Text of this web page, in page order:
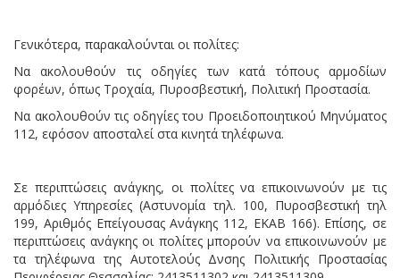
Γενικότερα, παρακαλούνται οι πολίτες:
Να ακολουθούν τις οδηγίες των κατά τόπους αρμοδίων
φορέων, όπως Τροχαία, Πυροσβεστική, Πολιτική Προστασία.
Να ακολουθούν τις οδηγίες του Προειδοποιητικού Μηνύματος
112, εφόσον αποσταλεί στα κινητά τηλέφωνα.
Σε περιπτώσεις ανάγκης, οι πολίτες να επικοινωνούν με τις
αρμόδιες Υπηρεσίες (Αστυνομία τηλ. 100, Πυροσβεστική τηλ
199, Αριθμός Επείγουσας Ανάγκης 112, ΕΚΑΒ 166). Επίσης, σε
περιπτώσεις ανάγκης οι πολίτες μπορούν να επικοινωνούν με
τα τηλέφωνα της Αυτοτελούς Δνσης Πολιτικής Προστασίας